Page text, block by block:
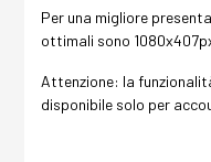
Per una migliore
ottimali sono
Attenzione: la
disponibile solo per